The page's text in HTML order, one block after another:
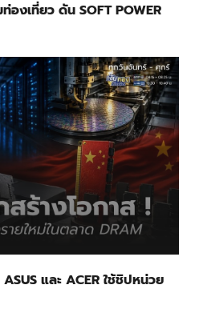
งเที่ยว ดัน SOFT POWER
และ ACER ใช้ชิปหน่วย